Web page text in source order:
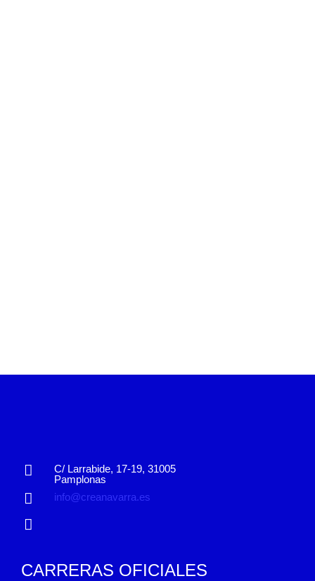
C/ Larrabide, 17-19, 31005
Pamplonas
info@creanavarra.es
CARRERAS OFICIALES